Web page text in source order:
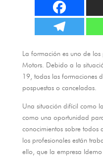
La formación es uno de
Motors. Debido a la
19 todas las formaciones
pospuestas o canceladas.
Una situación difí­cil como
como una oportunidad
conocimientos sobre todos
los profesionales están
ello que la empresa